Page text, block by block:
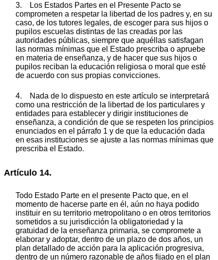
3. Los Estados Partes en el Presente Pacto se
comprometen a respetar la libertad de los padres y, en su
caso, de los tutores legales, de escoger para sus hijos o
pupilos escuelas distintas de las creadas por las
autoridades públicas, siempre que aquéllas satisfagan
las normas mínimas que el Estado prescriba o apruebe
en materia de enseñanza, y de hacer que sus hijos o
pupilos reciban la educación religiosa o moral que esté
de acuerdo con sus propias convicciones.
4. Nada de lo dispuesto en este artículo se interpretará
como una restricción de la libertad de los particulares y
entidades para establecer y dirigir instituciones de
enseñanza, a condición de que se respeten los principios
enunciados en el párrafo 1 y de que la educación dada
en esas instituciones se ajuste a las normas mínimas que
prescriba el Estado.
Artículo 14.
Todo Estado Parte en el presente Pacto que, en el
momento de hacerse parte en él, aún no haya podido
instituir en su territorio metropolitano o en otros territorios
sometidos a su jurisdicción la obligatoriedad y la
gratuidad de la enseñanza primaria, se compromete a
elaborar y adoptar, dentro de un plazo de dos años, un
plan detallado de acción para la aplicación progresiva,
dentro de un número razonable de años fijado en el plan